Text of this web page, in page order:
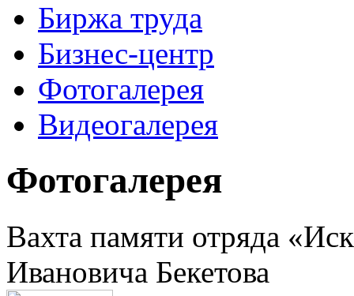
Биржа труда
Бизнес-центр
Фотогалерея
Видеогалерея
Фотогалерея
Вахта памяти отряда
Ивановича Бекетова